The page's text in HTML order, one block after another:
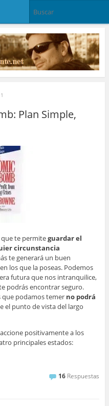
Plan Simple,
que te permiteguardar el
circunstancia
te generará un buen
los que la poseas. Podemos
futura que nos intranquilice,
podrás encontrar seguro.
que podamos temer no podrá
el punto de vista del largo
positivamente a los
principales estados:
16 Respuestas